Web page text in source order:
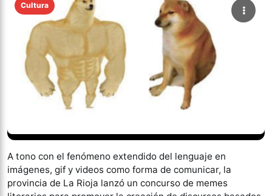
Cultura
A tono con el fenómeno extendido del lenguaje en
imágenes, gif y videos como forma de comunicar, la
provincia de La Rioja lanzó un concurso de memes